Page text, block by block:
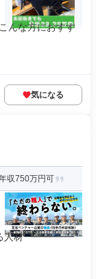
んな方におすす
気になる
収750万円可
人材 ┗━━━━